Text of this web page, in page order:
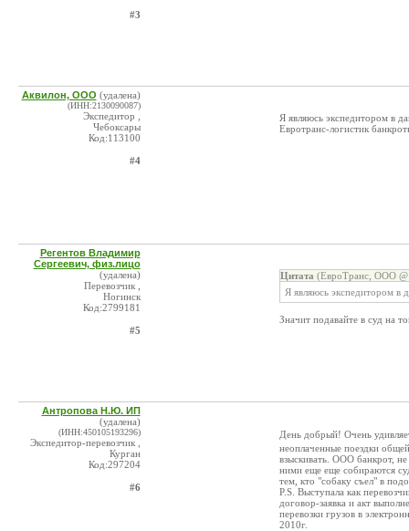
#3
Аквилон, ООО (удалена)
(ИНН:2130090087)
Экспедитор ,
Чебоксары
Код:113100
#4
Я являюсь экспедитором в
Евротранс-логистик
Регентов Владимир
Сергеевич, физ.лицо
(удалена)
Перевозчик ,
Ногинск
Код:2799181
#5
Цитата (ЕвроТранс, ООО
Я являюсь экспедитором в
Значит подавайте в суд на
Антропова Н.Ю. ИП
(удалена)
(ИНН:450105193296)
Экспедитор-перевозчик ,
Курган
Код:297204
#6
День добрый! Очень
неоплаченные поездки
взыскивать. ООО банкрот,
ними еще еще собираются
тем, кто "собаку съел" в
P.S. Выступала как
договор-заявка и акт
перевозки грузов в
2010г.